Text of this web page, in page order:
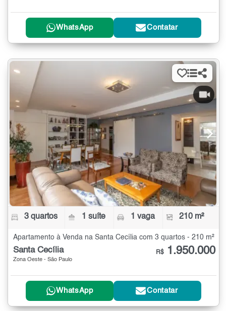
WhatsApp Contatar
3 quartos 1 suíte 1 vaga 210 m²
Apartamento à Venda na Santa Cecília com 3 quartos - 210 m²
Santa Cecília
Zona Oeste - São Paulo
R$ 1.950.000
WhatsApp Contatar